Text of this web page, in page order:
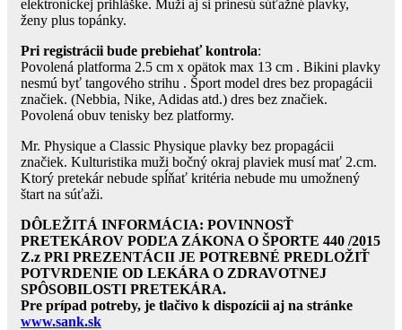
elektronickej prihláške. Muži aj si prinesú súťažné plavky,
ženy plus topánky.
Pri registrácii bude prebiehať kontrola:
Povolená platforma 2.5 cm x opätok max 13 cm . Bikini plavky
nesmú byť tangového strihu . Šport model dres bez propagácii
značiek. (Nebbia, Nike, Adidas atd.) dres bez značiek.
Povolená obuv tenisky bez platformy.
Mr. Physique a Classic Physique plavky bez propagácii
značiek. Kulturistika muži bočný okraj plaviek musí mať 2.cm.
Ktorý pretekár nebude spĺňať kritéria nebude mu umožnený
štart na súťaži.
DÔLEŽITÁ INFORMÁCIA: POVINNOSŤ
PRETEKÁROV PODĽA ZÁKONA O ŠPORTE 440 /2015
Z.z PRI PREZENTÁCII JE POTREBNÉ PREDLOŽIŤ
POTVRDENIE OD LEKÁRA O ZDRAVOTNEJ
SPÔSOBILOSTI PRETEKÁRA.
Pre prípad potreby, je tlačivo k dispozícii aj na stránke
www.sank.sk